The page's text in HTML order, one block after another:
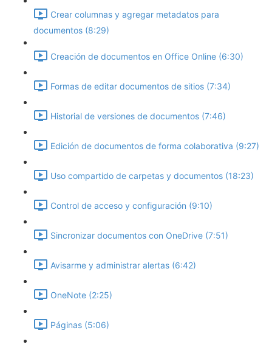
Crear columnas y agregar metadatos para
documentos (8:29)
Creación de documentos en Office Online (6:30)
Formas de editar documentos de sitios (7:34)
Historial de versiones de documentos (7:46)
Edición de documentos de forma colaborativa (9:27)
Uso compartido de carpetas y documentos (18:23)
Control de acceso y configuración (9:10)
Sincronizar documentos con OneDrive (7:51)
Avisarme y administrar alertas (6:42)
OneNote (2:25)
Páginas (5:06)